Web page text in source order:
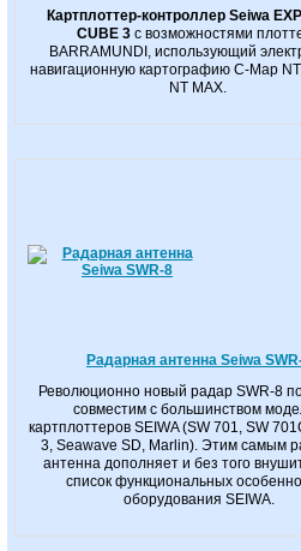
Картплоттер-контроллер Seiwa
CUBE 3 с возможностями
BARRAMUNDI, использующий
навигационную картографию C-Map
NT MAX.
Радарная антенна Seiwa
Революционно новый радар SWR-8
совместим с большинством
картплоттеров SEIWA (SW 701, SW
3, Seawave SD, Marlin). Этим самым
антенна дополняет и без того
список функциональных
оборудования SEIWA.